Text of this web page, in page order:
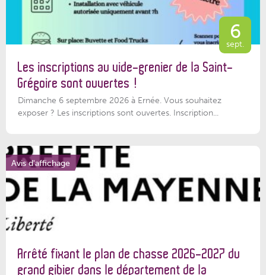
6
sept.
Les inscriptions au vide-grenier de la Saint-
Grégoire sont ouvertes !
Dimanche 6 septembre 2026 à Ernée. Vous souhaitez
exposer ? Les inscriptions sont ouvertes. Inscription...
Avis d'affichage
Arrêté fixant le plan de chasse 2026-2027 du
grand gibier dans le département de la